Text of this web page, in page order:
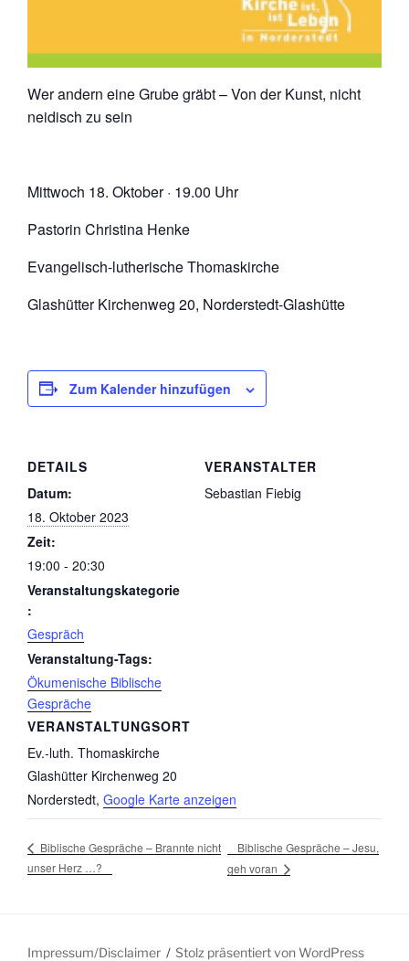
Wer andern eine Grube gräbt – Von der Kunst, nicht
neidisch zu sein
Mittwoch 18. Oktober · 19.00 Uhr
Pastorin Christina Henke
Evangelisch-lutherische Thomaskirche
Glashütter Kirchenweg 20, Norderstedt-Glashütte
Zum Kalender hinzufügen
DETAILS
Datum:
18. Oktober 2023
Zeit:
19:00 - 20:30
Veranstaltungskategorie
:
Gespräch
Veranstaltung-Tags:
Ökumenische Biblische
Gespräche
VERANSTALTUNGSORT
Ev.-luth. Thomaskirche
Glashütter Kirchenweg 20
Norderstedt, Google Karte anzeigen
VERANSTALTER
Sebastian Fiebig
Biblische Gespräche – Brannte nicht
unser Herz …?
Biblische Gespräche – Jesu,
geh voran
Impressum/Disclaimer Stolz präsentiert von WordPress